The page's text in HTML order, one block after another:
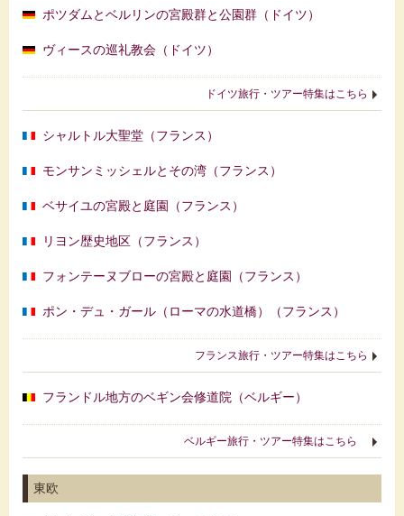
ポツダムとベルリンの宮殿群と公園群（ドイツ）
ヴィースの巡礼教会（ドイツ）
ドイツ旅行・ツアー特集はこちら
シャルトル大聖堂（フランス）
モンサンミッシェルとその湾（フランス）
ベサイユの宮殿と庭園（フランス）
リヨン歴史地区（フランス）
フォンテーヌブローの宮殿と庭園（フランス）
ポン・デュ・ガール（ローマの水道橋）（フランス）
フランス旅行・ツアー特集はこちら
フランドル地方のベギン会修道院（ベルギー）
ベルギー旅行・ツアー特集はこちら
東欧